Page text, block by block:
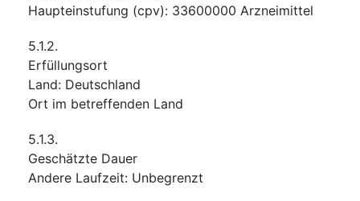
Haupteinstufung (cpv): 33600000 Arzneimittel
5.1.2.
Erfüllungsort
Land: Deutschland
Ort im betreffenden Land
5.1.3.
Geschätzte Dauer
Andere Laufzeit: Unbegrenzt